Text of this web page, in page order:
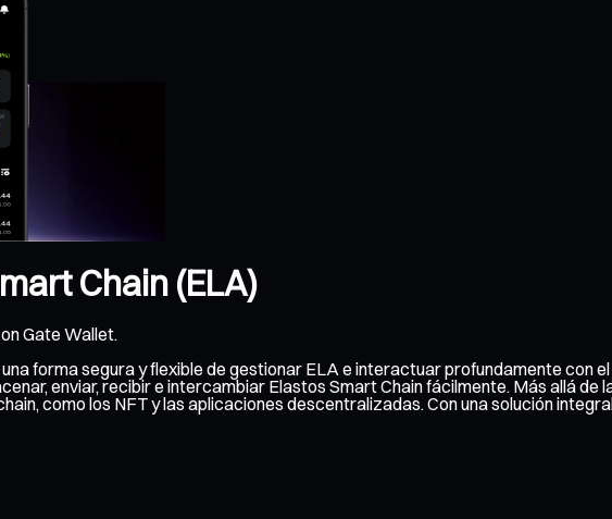
Chain (ELA)
Gate Wallet.
forma segura y flexible de gestionar ELA e interactuar profundamente con
enviar, recibir e intercambiar Elastos Smart Chain fácilmente. Más allá
como los NFT y las aplicaciones descentralizadas. Con una solución